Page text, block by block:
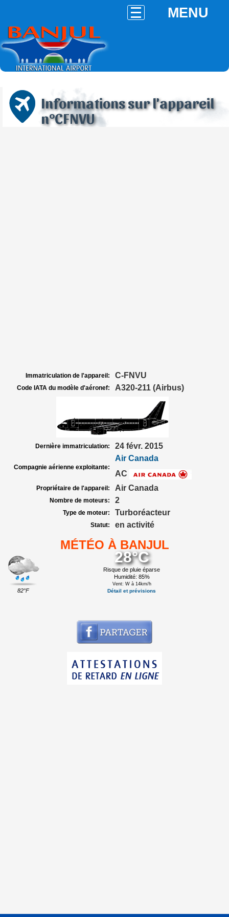
MENU
Informations sur l'appareil
n°CFNVU
Immatriculation de l'appareil: C-FNVU
Code IATA du modèle d'aéronef: A320-211 (Airbus)
Dernière immatriculation: 24 févr. 2015
Compagnie aérienne exploitante:
Air Canada
AC
Propriétaire de l'appareil: Air Canada
Nombre de moteurs: 2
Type de moteur: Turboréacteur
Statut: en activité
MÉTÉO À BANJUL
82°F
28°C
Risque de pluie éparse
Humidité: 85%
Vent: W à 14km/h
Détail et prévisions